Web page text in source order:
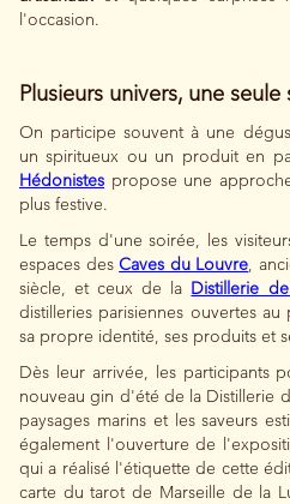
l'occasion.
Plusieurs univers, une seule
On participe souvent à une
un spiritueux ou un produit en
Hédonistes propose une
plus festive.
Le temps d'une soirée, les
espaces desCaves du Louvre,
siècle, et ceux de la Distillerie
distilleries parisiennes ouvertes
sa propre identité, ses produits et
Dès leur arrivée, les participants
nouveau gin d'été de la Distillerie
paysages marins et les saveurs
également l'ouverture de
qui a réalisé l'étiquette de cette
carte du tarot de Marseille de la